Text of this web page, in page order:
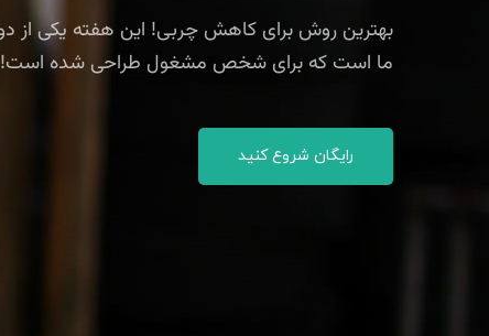
ما است که برای شخص مشغول طراحی شده است!
رایگان شروع کنید